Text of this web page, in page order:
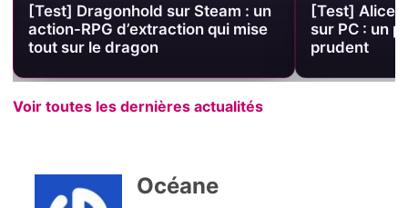
[Test] Dragonhold sur Steam : un
action-RPG d’extraction qui mise
tout sur le dragon
[Test] Alice
sur PC : un
prudent
Voir toutes les dernières actualités
Océane